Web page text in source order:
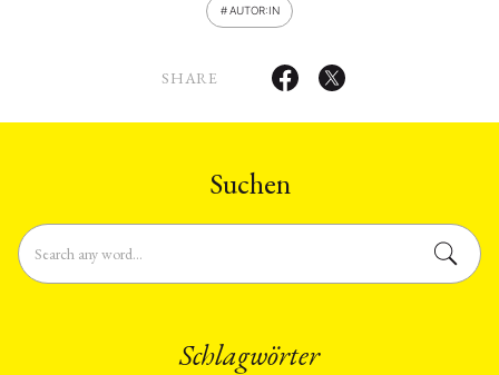
AUTOR:IN
SHARE
Suchen
Schlagwörter